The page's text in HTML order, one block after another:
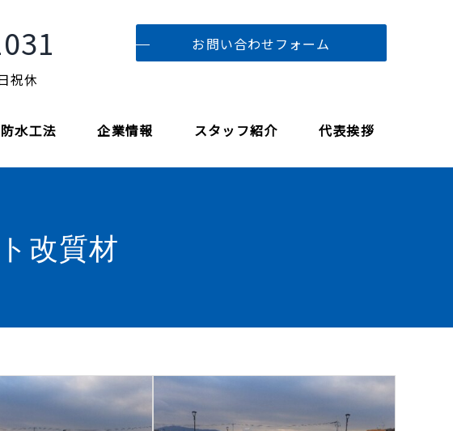
祝休
お問い合わせフォーム
水工法 企業情報 スタッフ紹介 代表挨拶
改質材